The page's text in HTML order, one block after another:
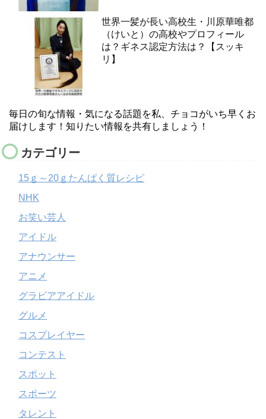
世界一髪が長い高校生・川原華唯都
（けいと）の高校やプロフィール
は？ギネス認定方法は？【スッキ
リ】
毎日の旬な情報・気になる話題を私、チョコがいち早くお
届けします！知りたい情報を共有しましょう！
カテゴリー
15ｇ～20ｇたんぱく質レシピ
NHK
お笑い芸人
アイドル
アナウンサー
アニメ
グラビアアイドル
グルメ
コスプレイヤー
コンテスト
スポット
スポーツ
タレント